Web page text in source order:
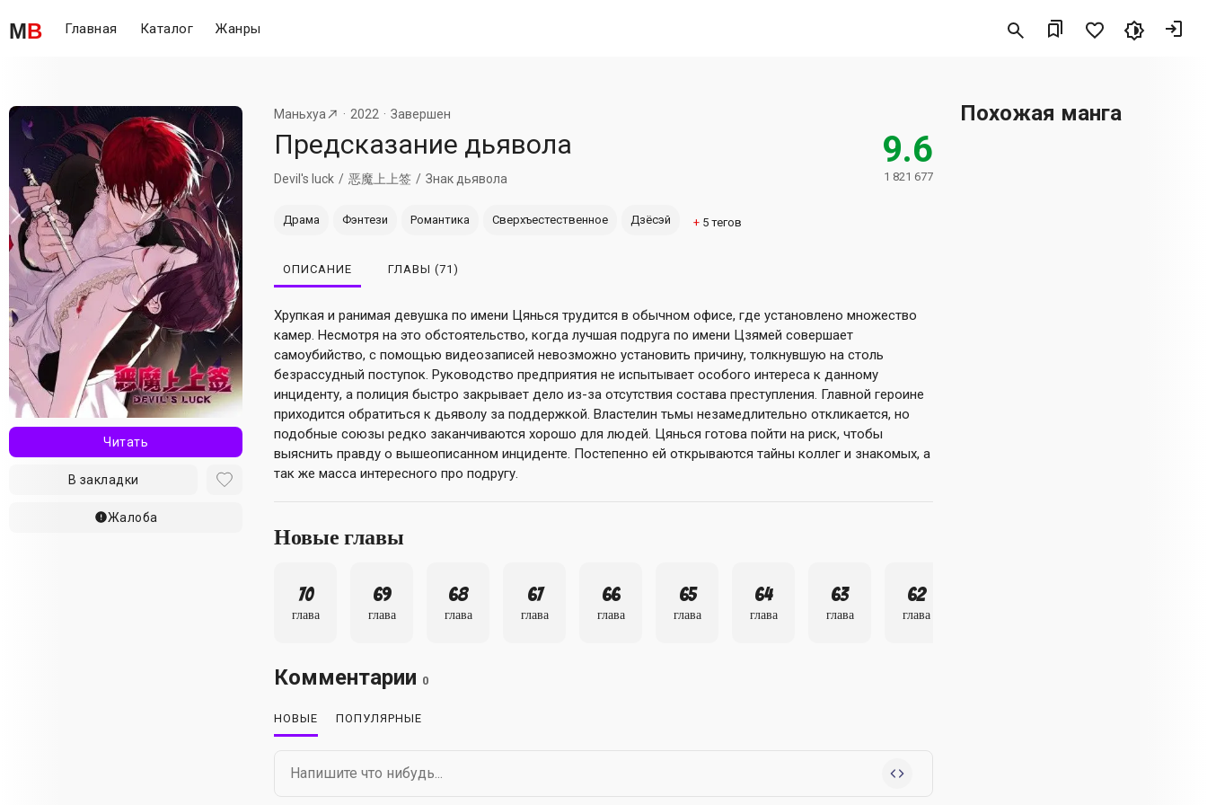
MB Главная Каталог Жанры
Читать
В закладки
Жалоба
Маньхуа 2022 Завершен
Предсказание дьявола
Devil's luck 恶魔上上签 Знак дьявола
9.6
1 821 677
Драма Фэнтези Романтика Сверхъестественное Дзёсэй + 5 тегов
ОПИСАНИЕ ГЛАВЫ (71)
Хрупкая и ранимая девушка по имени Цянься трудится в обычном офисе, где установлено множество
камер. Несмотря на это обстоятельство, когда лучшая подруга по имени Цзямей совершает
самоубийство, с помощью видеозаписей невозможно установить причину, толкнувшую на столь
безрассудный поступок. Руководство предприятия не испытывает особого интереса к данному
инциденту, а полиция быстро закрывает дело из-за отсутствия состава преступления. Главной героине
приходится обратиться к дьяволу за поддержкой. Властелин тьмы незамедлительно откликается, но
подобные союзы редко заканчиваются хорошо для людей. Цянься готова пойти на риск, чтобы
выяснить правду о вышеописанном инциденте. Постепенно ей открываются тайны коллег и знакомых, а
так же масса интересного про подругу.
Новые главы
70
глава
69
глава
68
глава
67
глава
66
глава
65
глава
64
глава
63
глава
62
глава
Комментарии 0
НОВЫЕ ПОПУЛЯРНЫЕ
Похожая манга